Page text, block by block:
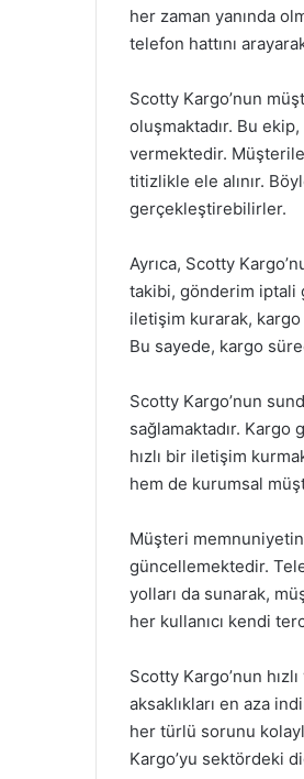
her zaman yanında
telefon hattını
Scotty Kargo’nun
oluşmaktadır. Bu
vermektedir.
titizlikle ele alınır.
gerçekleştirebilirler.
Ayrıca, Scotty
takibi, gönderim iptali
iletişim kurarak,
Bu sayede, kargo
Scotty Kargo’nun
sağlamaktadır.
hızlı bir iletişim
hem de kurumsal
Müşteri
güncellemektedir.
yolları da sunarak,
her kullanıcı kendi
Scotty Kargo’nun
aksaklıkları en aza
her türlü sorunu
Kargo’yu sektördeki